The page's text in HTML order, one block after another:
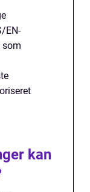
EN-
som
kan